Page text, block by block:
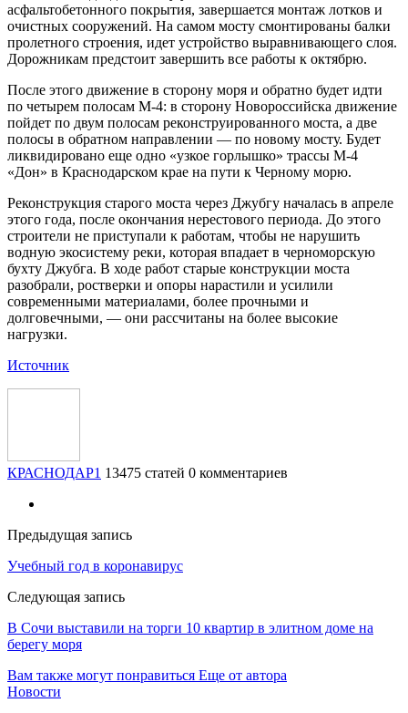
асфальтобетонного покрытия, завершается монтаж лотков и
очистных сооружений. На самом мосту смонтированы балки
пролетного строения, идет устройство выравнивающего слоя.
Дорожникам предстоит завершить все работы к октябрю.
После этого движение в сторону моря и обратно будет идти
по четырем полосам М-4: в сторону Новороссийска движение
пойдет по двум полосам реконструированного моста, а две
полосы в обратном направлении — по новому мосту. Будет
ликвидировано еще одно «узкое горлышко» трассы М-4
«Дон» в Краснодарском крае на пути к Черному морю.
Реконструкция старого моста через Джубгу началась в апреле
этого года, после окончания нерестового периода. До этого
строители не приступали к работам, чтобы не нарушить
водную экосистему реки, которая впадает в черноморскую
бухту Джубга. В ходе работ старые конструкции моста
разобрали, ростверки и опоры нарастили и усилили
современными материалами, более прочными и
долговечными, — они рассчитаны на более высокие
нагрузки.
Источник
КРАСНОДАР1 13475 статей 0 комментариев
Предыдущая запись
Учебный год в коронавирус
Следующая запись
В Сочи выставили на торги 10 квартир в элитном доме на
берегу моря
Вам также могут понравиться Еще от автора
Новости